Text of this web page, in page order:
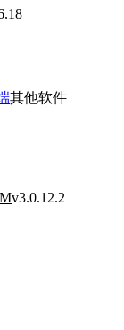
其他软件
v3.0.12.2